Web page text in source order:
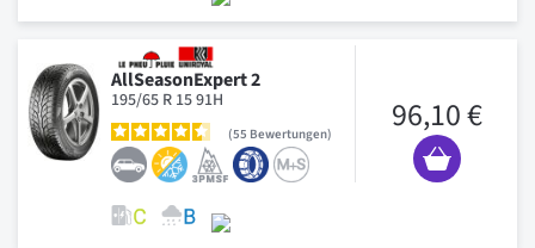
AllSeasonExpert 2
195/65 R 15 91H
55 Bewertungen 96,10 €